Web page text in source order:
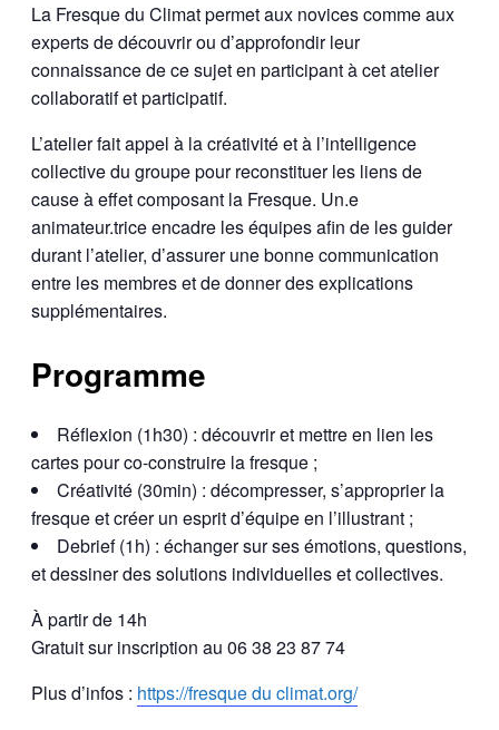
La Fresque du Climat permet aux novices comme aux
experts de découvrir ou d’approfondir leur
connaissance de ce sujet en participant à cet atelier
collaboratif et participatif.
L’atelier fait appel à la créativité et à l’intelligence
collective du groupe pour reconstituer les liens de
cause à effet composant la Fresque. Un.e
animateur.trice encadre les équipes afin de les guider
durant l’atelier, d’assurer une bonne communication
entre les membres et de donner des explications
supplémentaires.
Programme
Réflexion (1h30) : découvrir et mettre en lien les
cartes pour co-construire la fresque ;
Créativité (30min) : décompresser, s’approprier la
fresque et créer un esprit d’équipe en l’illustrant ;
Debrief (1h) : échanger sur ses émotions, questions,
et dessiner des solutions individuelles et collectives.
À partir de 14h
Gratuit sur inscription au 06 38 23 87 74
Plus d’infos : https://fresque du climat.org/